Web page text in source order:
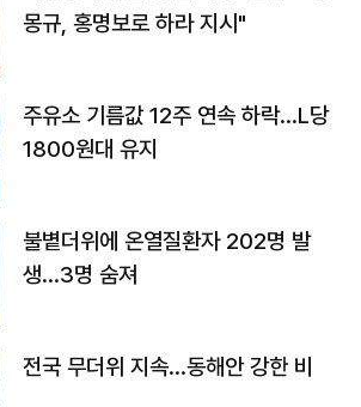
몽규, 홍명보로 하라 지시"
주유소 기름값 12주 연속 하락…L당
1800원대 유지
불볕더위에 온열질환자 202명 발
생…3명 숨져
전국 무더위 지속…동해안 강한 비